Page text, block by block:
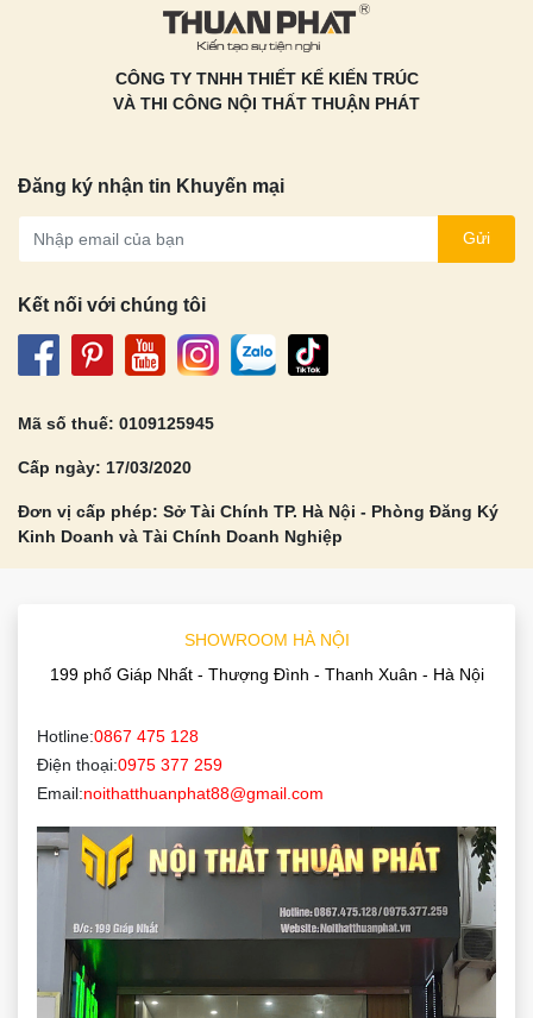
CÔNG TY TNHH THIẾT KẾ KIẾN TRÚC
VÀ THI CÔNG NỘI THẤT THUẬN PHÁT
Đăng ký nhận tin Khuyến mại
Gửi
Kết nối với chúng tôi
Mã số thuế: 0109125945
Cấp ngày: 17/03/2020
Đơn vị cấp phép: Sở Tài Chính TP. Hà Nội - Phòng Đăng Ký
Kinh Doanh và Tài Chính Doanh Nghiệp
SHOWROOM HÀ NỘI
199 phố Giáp Nhất - Thượng Đình - Thanh Xuân - Hà Nội
Hotline:0867 475 128
Điện thoại:0975 377 259
Email:noithatthuanphat88@gmail.com